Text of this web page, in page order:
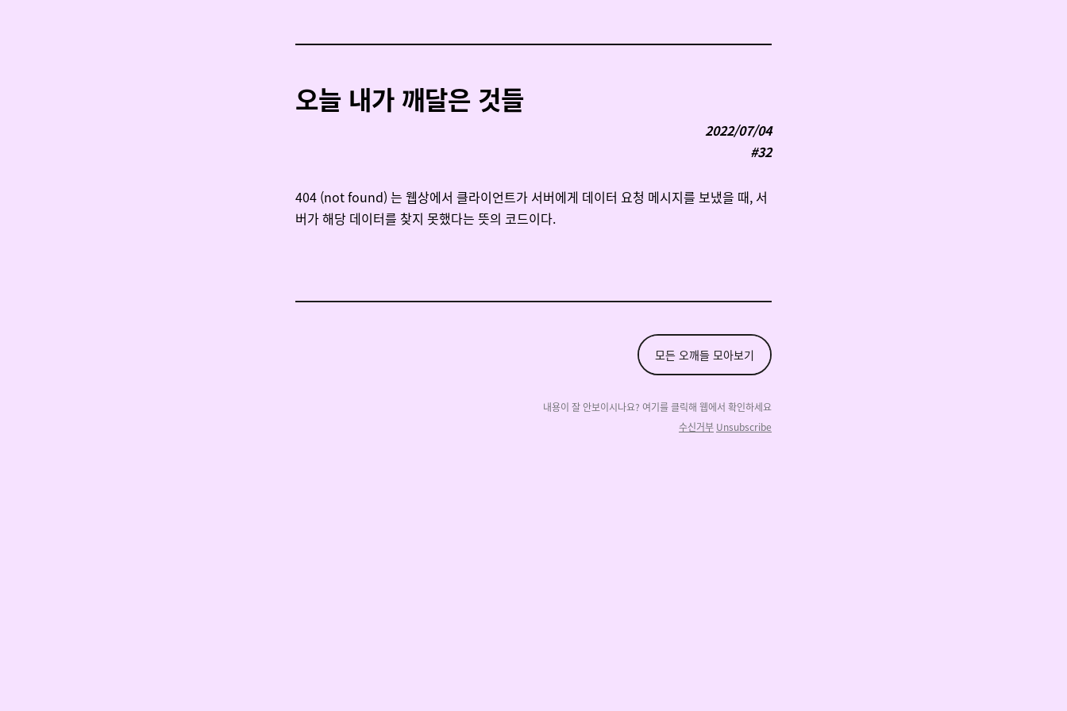
오늘 내가 깨달은 것들
2022/07/04
#32
404 (not found) 는 웹상에서 클라이언트가 서버에게 데이터 요청 메시지를 보냈을 때, 서
버가 해당 데이터를 찾지 못했다는 뜻의 코드이다.
모든 오깨들 모아보기
내용이 잘 안보이시나요? 여기를 클릭해 웹에서 확인하세요
수신거부 Unsubscribe